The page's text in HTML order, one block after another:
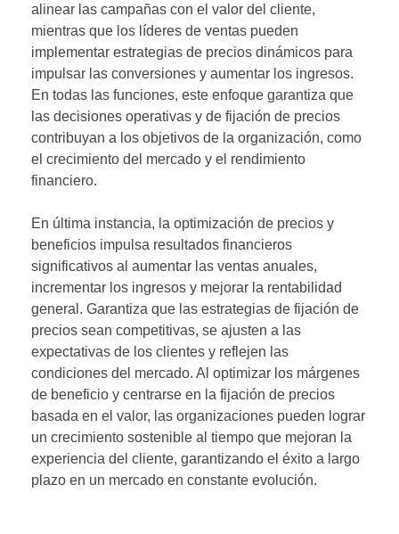
alinear las campañas con el valor del cliente,
mientras que los líderes de ventas pueden
implementar estrategias de precios dinámicos para
impulsar las conversiones y aumentar los ingresos.
En todas las funciones, este enfoque garantiza que
las decisiones operativas y de fijación de precios
contribuyan a los objetivos de la organización, como
el crecimiento del mercado y el rendimiento
financiero.
En última instancia, la optimización de precios y
beneficios impulsa resultados financieros
significativos al aumentar las ventas anuales,
incrementar los ingresos y mejorar la rentabilidad
general. Garantiza que las estrategias de fijación de
precios sean competitivas, se ajusten a las
expectativas de los clientes y reflejen las
condiciones del mercado. Al optimizar los márgenes
de beneficio y centrarse en la fijación de precios
basada en el valor, las organizaciones pueden lograr
un crecimiento sostenible al tiempo que mejoran la
experiencia del cliente, garantizando el éxito a largo
plazo en un mercado en constante evolución.